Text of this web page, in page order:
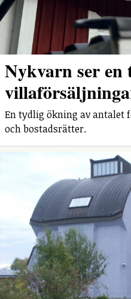
Nykvarn ser
En tydlig ökning av antalet
och bostadsrätter.